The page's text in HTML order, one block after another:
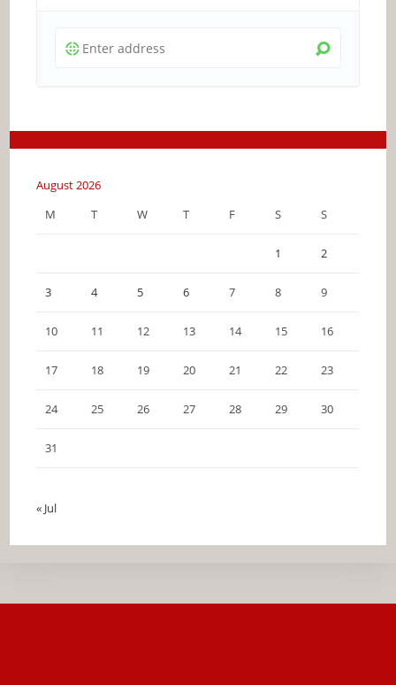
August 2026
M
T W T F S S
1 2
3 4 5 6 7 8 9
10 11 12 13 14 15 16
17 18 19 20 21 22 23
24 25 26 27 28 29 30
31
« Jul